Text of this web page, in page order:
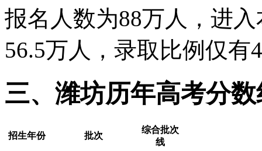
报名人数为88万人，进
56.5万人，录取比例仅有
三、潍坊历年高考分数
招生年份 批次
综合批次
线